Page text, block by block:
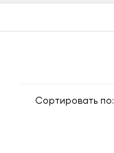
Сортировать по: